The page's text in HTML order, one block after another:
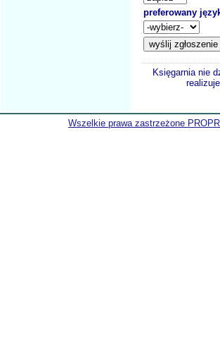
preferowany
Księgarnia nie
Wszelkie prawa zastrzeżone